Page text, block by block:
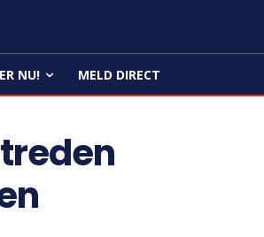
NU! MELD DIRECT